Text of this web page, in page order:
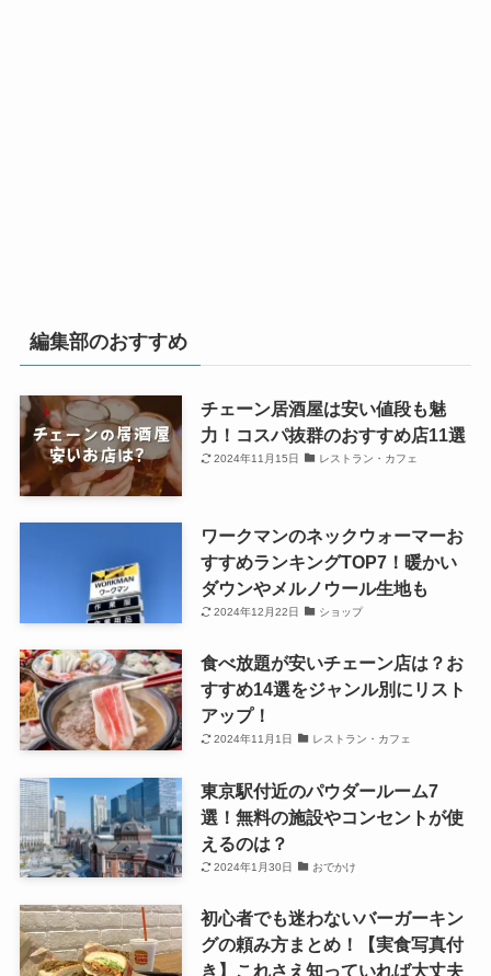
編集部のおすすめ
チェーン居酒屋は安い値段も魅
力！コスパ抜群のおすすめ店11選
2024年11月15日 レストラン・カフェ
ワークマンのネックウォーマーお
すすめランキングTOP7！暖かい
ダウンやメルノウール生地も
2024年12月22日 ショップ
食べ放題が安いチェーン店は？お
すすめ14選をジャンル別にリスト
アップ！
2024年11月1日 レストラン・カフェ
東京駅付近のパウダールーム7
選！無料の施設やコンセントが使
えるのは？
2024年1月30日 おでかけ
初心者でも迷わないバーガーキン
グの頼み方まとめ！【実食写真付
き】これさえ知っていれば大丈夫